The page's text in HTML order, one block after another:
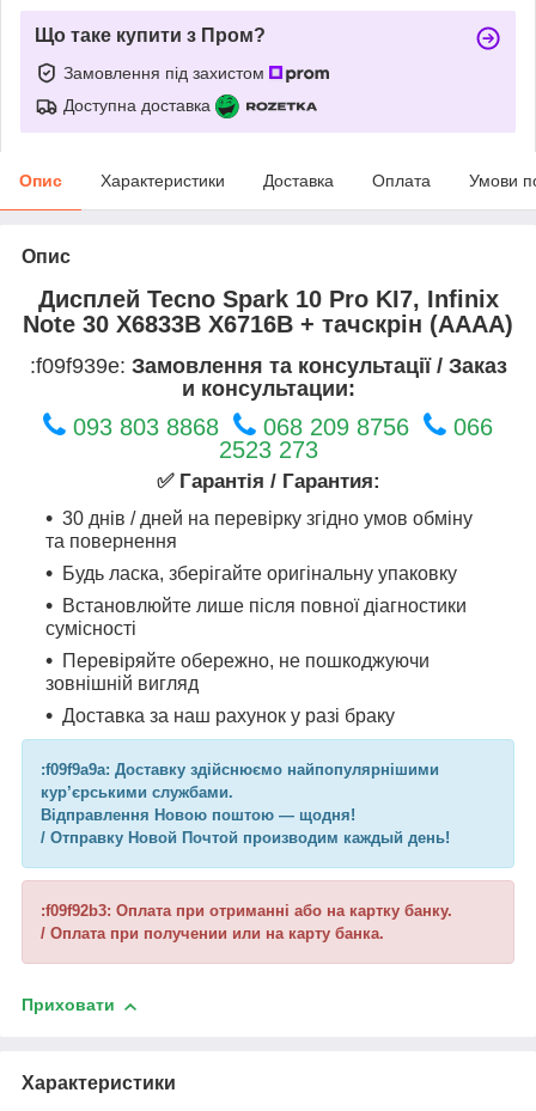
Що таке купити з Пром?
Замовлення під захистом
Доступна доставка
Опис Характеристики Доставка Оплата Умови
Опис
Дисплей Tecno Spark 10 Pro KI7, Infinix
Note 30 X6833B X6716B + тачскрін (AAAA)
:f09f939e: Замовлення та консультації / Заказ
и консультации:
093 803 8868 068 209 8756
066
2523 273
✅ Гарантія / Гарантия:
30 днів / дней на перевірку згідно умов обміну
та повернення
Будь ласка, зберігайте оригінальну упаковку
Встановлюйте лише після повної діагностики
сумісності
Перевіряйте обережно, не пошкоджуючи
зовнішній вигляд
Доставка за наш рахунок у разі браку
:f09f9a9a: Доставку здійснюємо найпопулярнішими
кур’єрськими службами.
Відправлення Новою поштою — щодня!
/ Отправку Новой Почтой производим каждый день!
:f09f92b3: Оплата при отриманні або на картку банку.
/ Оплата при получении или на карту банка.
Приховати
Характеристики